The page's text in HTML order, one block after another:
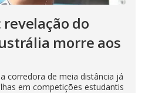
do
morre aos
corredora de meia distância já
em competições estudantis